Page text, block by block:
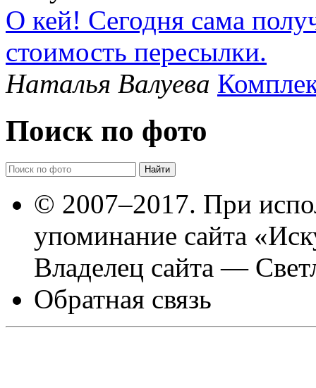
О кей! Сегодня сама
стоимость пересылки.
Наталья Валуева
Поиск по фото
© 2007–2017. При
упоминание сайта
Владелец сайта —
Обратная связь